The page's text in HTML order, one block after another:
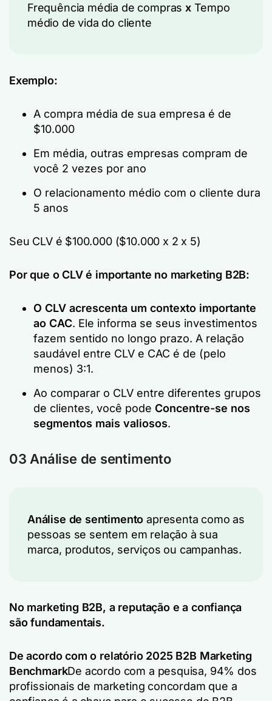
Frequência média de compras xTempo
médio de vida do cliente
Exemplo:
A compra média de sua empresa é de
$10.000
Em média, outras empresas compram de
você 2 vezes por ano
O relacionamento médio com o cliente dura
5 anos
Seu CLV é $100.000 ($10.000 x 2 x 5)
Por que o CLV é importante no marketing B2B:
O CLV acrescenta um contexto importante
ao CAC. Ele informa se seus investimentos
fazem sentido no longo prazo. A relação
saudável entre CLV e CAC é de (pelo
menos) 3:1.
Ao comparar o CLV entre diferentes grupos
de clientes, você pode Concentre-se nos
segmentos mais valiosos.
03 Análise de sentimento
Análise de sentimento apresenta como as
pessoas se sentem em relação à sua
marca, produtos, serviços ou campanhas.
No marketing B2B, a reputação e a confiança
são fundamentais.
De acordo com o relatório 2025 B2B Marketing
BenchmarkDe acordo com a pesquisa, 94% dos
profissionais de marketing concordam que a